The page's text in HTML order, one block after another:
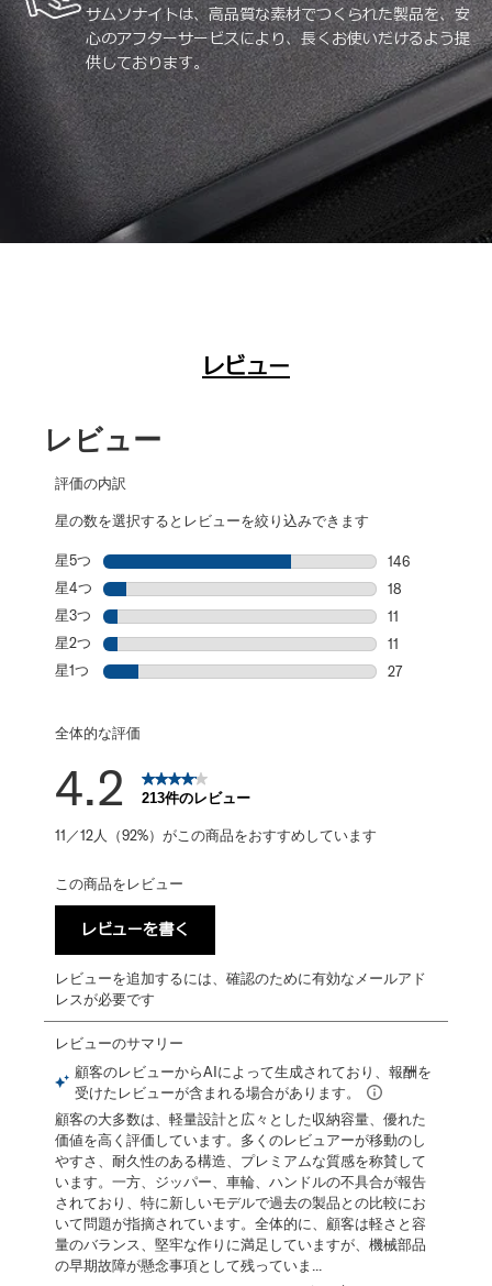
サムソナイトは、高品質な素材でつくられた製品を、安
心のアフターサービスにより、長くお使いだけるよう提
供しております。
レビュー
レビュー
評価の内訳
星の数を選択するとレビューを絞り込みできます
星5つ 星
146
星4つ 星
18
星3つ 星
11
星2つ 星
11
星1つ
27
全体的な評価
4.2 213件のレビュー
11／12人（92%）がこの商品をおすすめしています
この商品をレビュー
レビューを書く
レビューを追加するには、確認のために有効なメールアド
レスが必要です